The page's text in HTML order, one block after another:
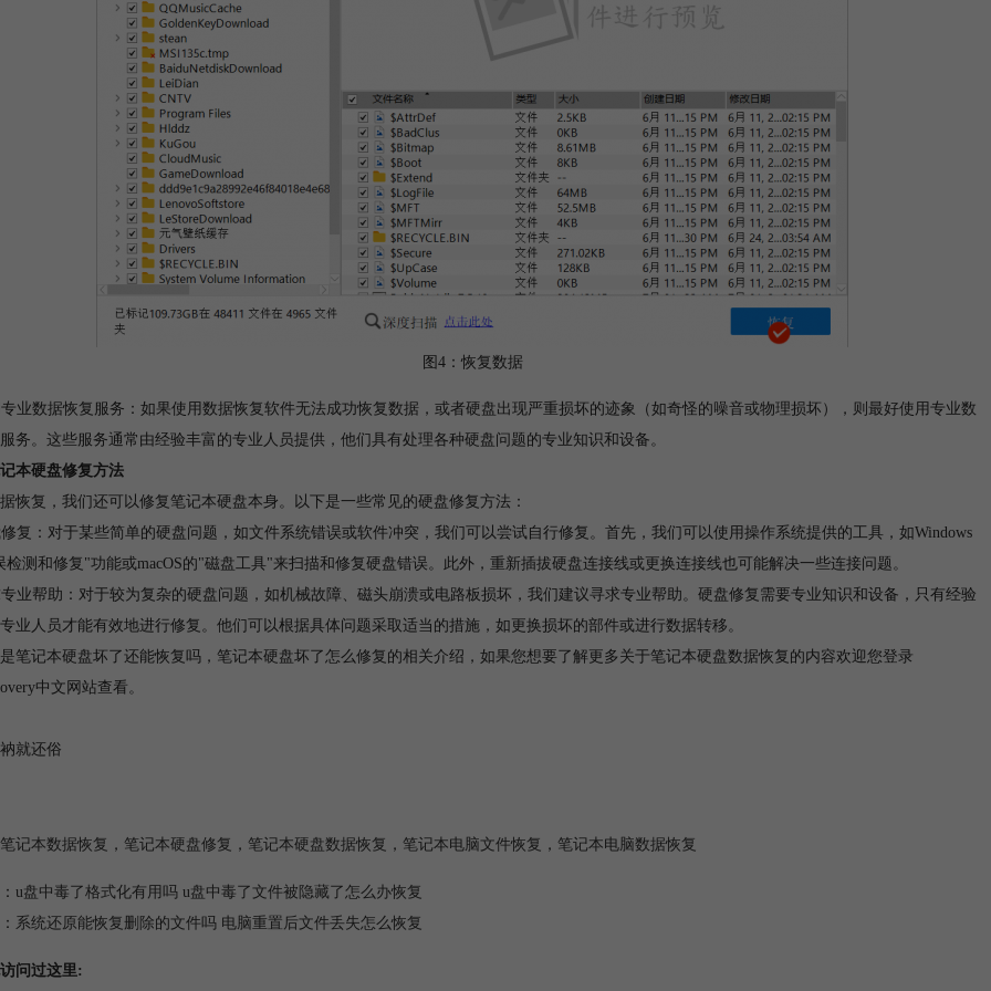
图4：恢复数据
业数据恢复服务：如果使用数据恢复软件无法成功恢复数据，或者硬盘出现严重损坏的迹象（如奇怪的噪音或物理损坏），则最好使用专业数
务。这些服务通常由经验丰富的专业人员提供，他们具有处理各种硬盘问题的专业知识和设备。
本硬盘修复方法
恢复，我们还可以修复笔记本硬盘本身。以下是一些常见的硬盘修复方法：
复：对于某些简单的硬盘问题，如文件系统错误或软件冲突，我们可以尝试自行修复。首先，我们可以使用操作系统提供的工具，如Windows
检测和修复"功能或macOS的"磁盘工具"来扫描和修复硬盘错误。此外，重新插拔硬盘连接线或更换连接线也可能解决一些连接问题。
业帮助：对于较为复杂的硬盘问题，如机械故障、磁头崩溃或电路板损坏，我们建议寻求专业帮助。硬盘修复需要专业知识和设备，只有经验
业人员才能有效地进行修复。他们可以根据具体问题采取适当的措施，如更换损坏的部件或进行数据转移。
笔记本硬盘坏了还能恢复吗，笔记本硬盘坏了怎么修复的相关介绍，如果您想要了解更多关于笔记本硬盘数据恢复的内容欢迎您登录
中文网站查看。
就还俗
笔记本数据恢复 ， 笔记本硬盘修复 ， 笔记本硬盘数据恢复 ， 笔记本电脑文件恢复 ， 笔记本电脑数据恢复
u盘中毒了格式化有用吗 u盘中毒了文件被隐藏了怎么办恢复
系统还原能恢复删除的文件吗 电脑重置后文件丢失怎么恢复
问过这里: